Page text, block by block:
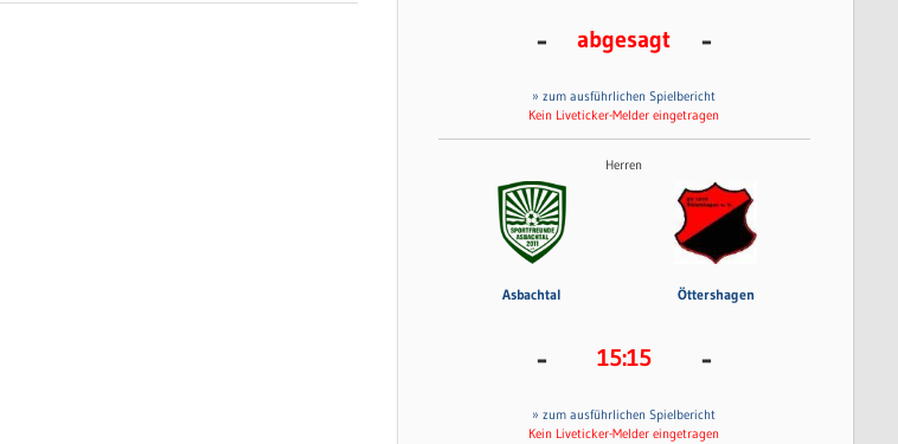
- abgesagt -
» zum ausführlichen Spielbericht
Kein Liveticker-Melder eingetragen
Herren
Asbachtal Öttershagen
- 15:15 -
» zum ausführlichen Spielbericht
Kein Liveticker-Melder eingetragen